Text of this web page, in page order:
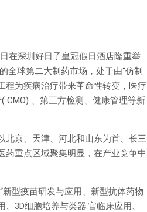
在深圳好日子皇冠假日酒店隆重举
全球第二大制药市场，处于由“仿制
程为疾病治疗带来革命性转变，医疗
CMO) 、第三方检测、健康管理等新
北京、天津、河北和山东为首、长三
药重点区域聚集明显，在产业竞争中
新型疫苗研发与应用、新型抗体药物
3D细胞培养与类器.官临床应用、